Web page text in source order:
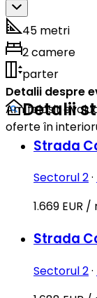
45 metri
2 camere
parter
Detalii despre
Am folosit
oferte în
Detalii
Strada
Sectorul 2·
1.669 EUR /
Strada
Sectorul 2·